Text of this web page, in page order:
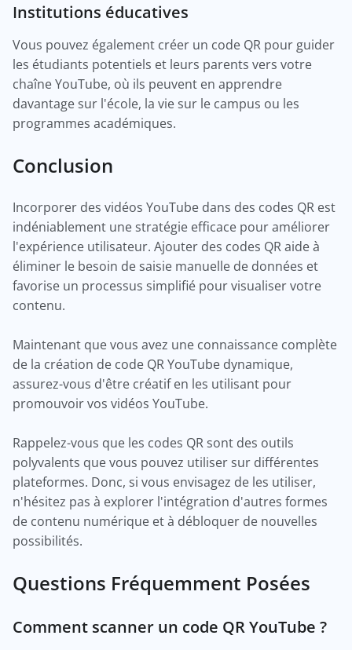
Institutions éducatives
Vous pouvez également créer un code QR pour guider
les étudiants potentiels et leurs parents vers votre
chaîne YouTube, où ils peuvent en apprendre
davantage sur l'école, la vie sur le campus ou les
programmes académiques.
Conclusion
Incorporer des vidéos YouTube dans des codes QR est
indéniablement une stratégie efficace pour améliorer
l'expérience utilisateur. Ajouter des codes QR aide à
éliminer le besoin de saisie manuelle de données et
favorise un processus simplifié pour visualiser votre
contenu.
Maintenant que vous avez une connaissance complète
de la création de code QR YouTube dynamique,
assurez-vous d'être créatif en les utilisant pour
promouvoir vos vidéos YouTube.
Rappelez-vous que les codes QR sont des outils
polyvalents que vous pouvez utiliser sur différentes
plateformes. Donc, si vous envisagez de les utiliser,
n'hésitez pas à explorer l'intégration d'autres formes
de contenu numérique et à débloquer de nouvelles
possibilités.
Questions Fréquemment Posées
Comment scanner un code QR YouTube ?